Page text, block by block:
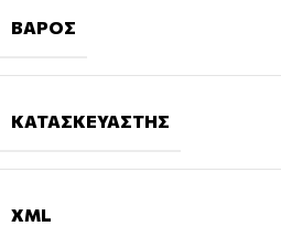
ΒΆΡΟΣ
ΚΑΤΑΣΚΕΥΑΣΤΉΣ
XML